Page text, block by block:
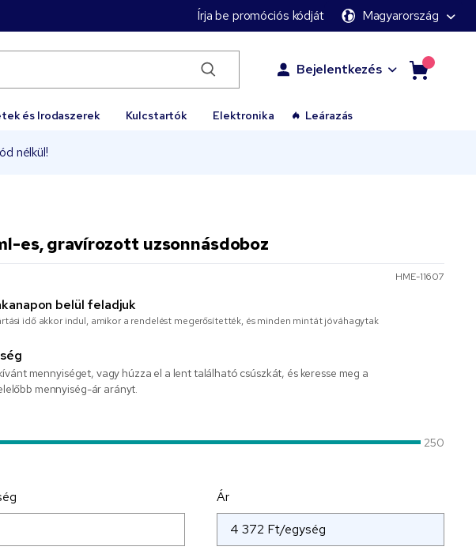
Írja be promóciós kódját Magyarország
Bejelentkezés
és Irodaszerek Kulcstartók Elektronika Leárazás
nélkül!
es, gravírozott uzsonnásdoboz
HME-11607
belül feladjuk
idő akkor indul, amikor a rendelést megerősítették, és minden mintát jóváhagytak
mennyiséget, vagy húzza el a lent található csúszkát, és keresse meg a
mennyiség-ár arányt.
250
Ár